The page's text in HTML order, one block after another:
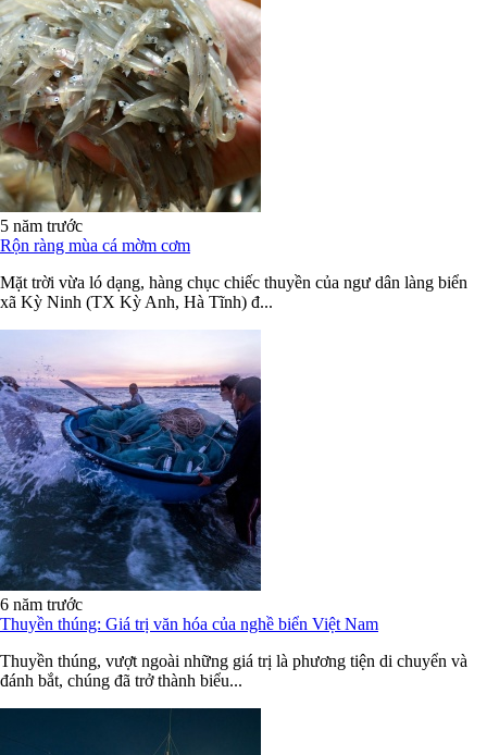
5 năm trước
Rộn ràng mùa cá mờm cơm
Mặt trời vừa ló dạng, hàng chục chiếc thuyền của ngư dân làng biển
xã Kỳ Ninh (TX Kỳ Anh, Hà Tĩnh) đ...
6 năm trước
Thuyền thúng: Giá trị văn hóa của nghề biển Việt Nam
Thuyền thúng, vượt ngoài những giá trị là phương tiện di chuyển và
đánh bắt, chúng đã trở thành biểu...